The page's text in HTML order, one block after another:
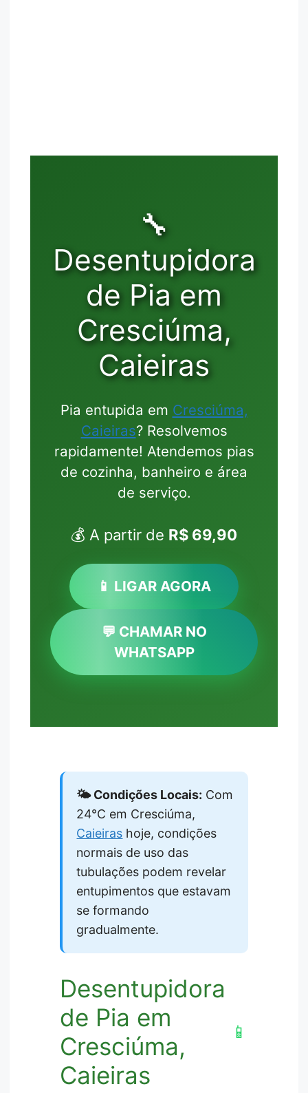
🔧
Desentupidora
de Pia em
Cresciúma,
Caieiras
Pia entupida em Cresciúma,
Caieiras? Resolvemos
rapidamente! Atendemos pias
de cozinha, banheiro e área
de serviço.
💰 A partir de R$ 69,90
📱 LIGAR AGORA
💬 CHAMAR NO
WHATSAPP
🌤️ Condições Locais: Com
24°C em Cresciúma,
Caieiras hoje, condições
normais de uso das
tubulações podem revelar
entupimentos que estavam
se formando
gradualmente.
Desentupidora
de Pia em
Cresciúma,
Caieiras
📱